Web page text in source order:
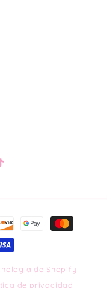
de Shopify
de privacidad